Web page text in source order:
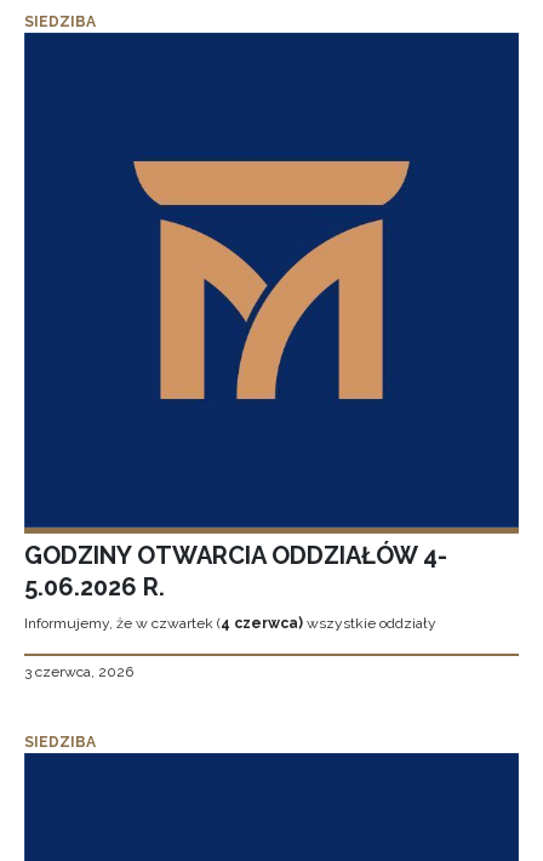
SIEDZIBA
GODZINY OTWARCIA ODDZIAŁÓW 4-
5.06.2026 R.
Informujemy, że w czwartek (4 czerwca) wszystkie oddziały
3 czerwca, 2026
SIEDZIBA